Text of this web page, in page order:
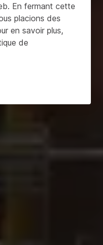
En fermant cette
placions des
en savoir plus,
de